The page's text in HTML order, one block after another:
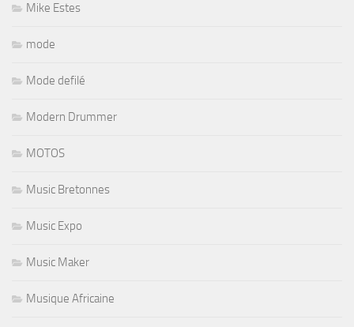
Mike Estes
mode
Mode defilé
Modern Drummer
MOTOS
Music Bretonnes
Music Expo
Music Maker
Musique Africaine